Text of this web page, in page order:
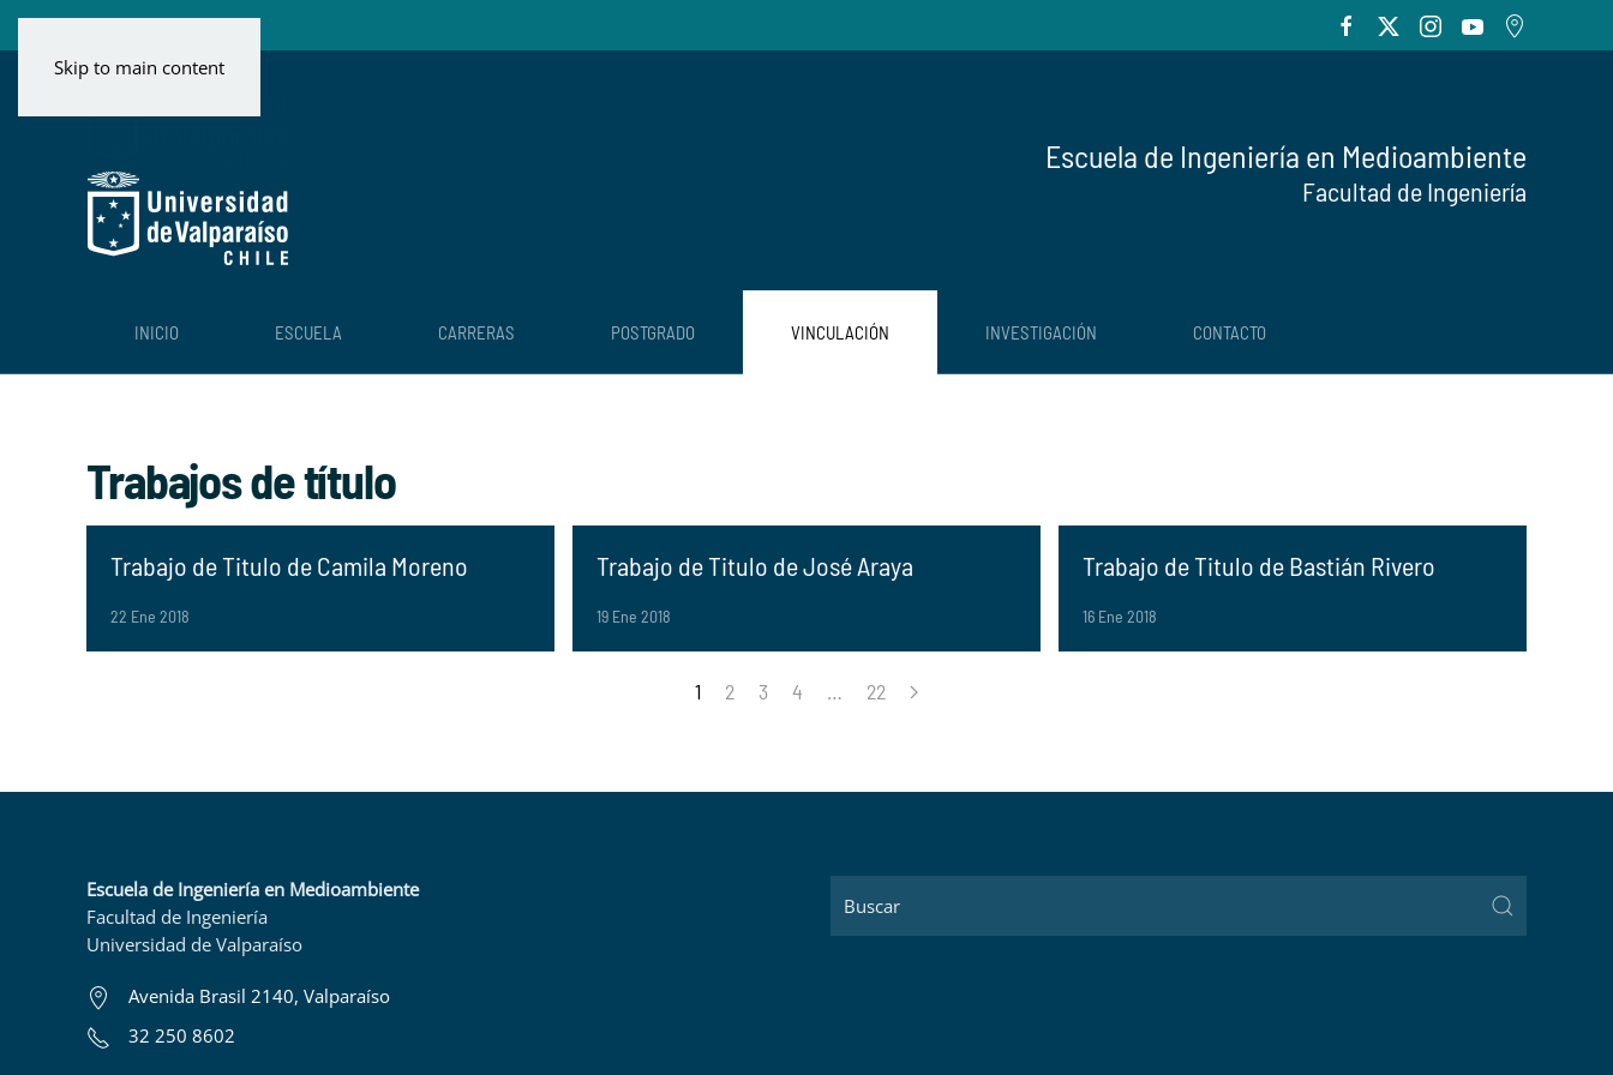
Skip to main content
Escuela de Ingeniería en Medioambiente
Facultad de Ingeniería
INICIO ESCUELA CARRERAS POSTGRADO VINCULACIÓN INVESTIGACIÓN CONTACTO
Trabajos de título
Trabajo de Titulo de Camila Moreno
22 Ene 2018
Trabajo de Titulo de José Araya
19 Ene 2018
Trabajo de Titulo de Bastián Rivero
16 Ene 2018
1 2 3 4 … 22
Escuela de Ingeniería en Medioambiente
Facultad de Ingeniería
Universidad de Valparaíso
Avenida Brasil 2140, Valparaíso
32 250 8602